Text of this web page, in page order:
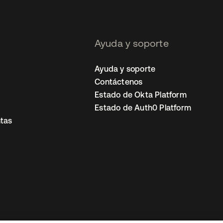
Ayuda y soporte
Ayuda y soporte
Contáctenos
Estado de Okta Platform
Estado de Auth0 Platform